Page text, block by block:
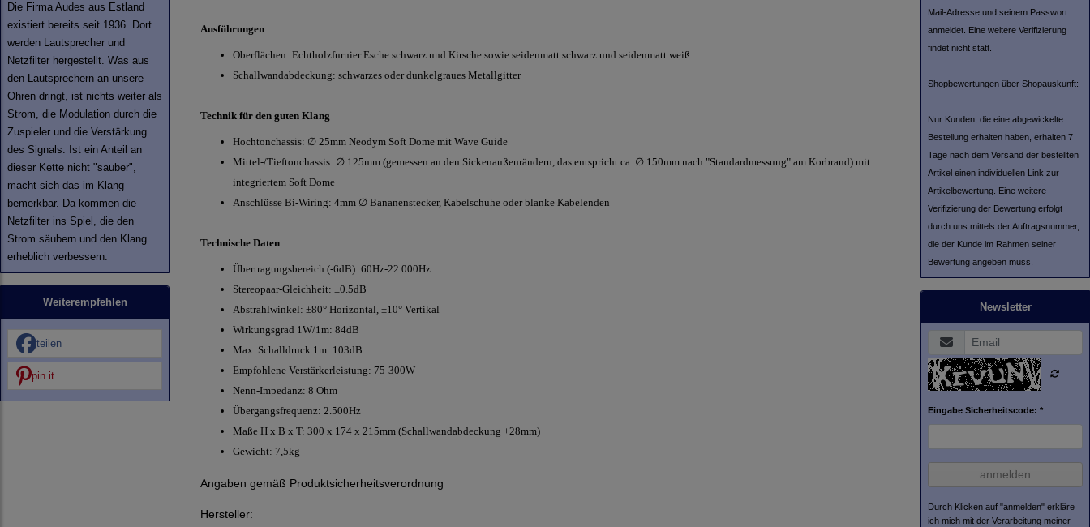
Die Firma Audes aus Estland
existiert bereits seit 1936. Dort
werden Lautsprecher und
Netzfilter hergestellt. Was aus
den Lautsprechern an unsere
Ohren dringt, ist nichts weiter als
Strom, die Modulation durch die
Zuspieler und die Verstärkung
des Signals. Ist ein Anteil an
dieser Kette nicht "sauber",
macht sich das im Klang
bemerkbar. Da kommen die
Netzfilter ins Spiel, die den
Strom säubern und den Klang
erheblich verbessern.
Weiterempfehlen
teilen
pin it
Ausführungen
Oberflächen: Echtholzfurnier Esche schwarz und Kirsche sowie seidenmatt schwarz und seidenmatt weiß
Schallwandabdeckung: schwarzes oder dunkelgraues Metallgitter
Technik für den guten Klang
Hochtonchassis: ∅ 25mm Neodym Soft Dome mit Wave Guide
Mittel-/Tieftonchassis: ∅ 125mm (gemessen an den Sickenaußenrändern, das entspricht ca. ∅ 150mm nach "Standardmessung" am Korbrand) mit
integriertem Soft Dome
Anschlüsse Bi-Wiring: 4mm ∅ Bananenstecker, Kabelschuhe oder blanke Kabelenden
Technische Daten
Übertragungsbereich (-6dB): 60Hz-22.000Hz
Stereopaar-Gleichheit: ±0.5dB
Abstrahlwinkel: ±80° Horizontal, ±10° Vertikal
Wirkungsgrad 1W/1m: 84dB
Max. Schalldruck 1m: 103dB
Empfohlene Verstärkerleistung: 75-300W
Nenn-Impedanz: 8 Ohm
Übergangsfrequenz: 2.500Hz
Maße H x B x T: 300 x 174 x 215mm (Schallwandabdeckung +28mm)
Gewicht: 7,5kg
Angaben gemäß Produktsicherheitsverordnung
Hersteller:
Mail-Adresse und seinem Passwort
anmeldet. Eine weitere Verifizierung
findet nicht statt.
Shopbewertungen über Shopauskunft:
Nur Kunden, die eine abgewickelte
Bestellung erhalten haben, erhalten 7
Tage nach dem Versand der bestellten
Artikel einen individuellen Link zur
Artikelbewertung. Eine weitere
Verifizierung der Bewertung erfolgt
durch uns mittels der Auftragsnummer,
die der Kunde im Rahmen seiner
Bewertung angeben muss.
Newsletter
Eingabe Sicherheitscode: *
anmelden
Durch Klicken auf "anmelden" erkläre
ich mich mit der Verarbeitung meiner